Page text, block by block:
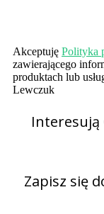
Akceptuję Polityka
zawierającego
produktach lub
Lewczuk
Interesują
Zapisz się